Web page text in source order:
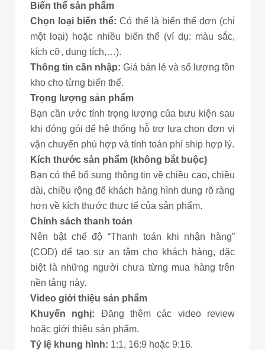
Biến thể sản phẩm
Chọn loại biến thể: Có thể là biến thể đơn (chỉ
một loại) hoặc nhiều biến thể (ví dụ: màu sắc,
kích cỡ, dung tích,…).
Thông tin cần nhập: Giá bán lẻ và số lượng tồn
kho cho từng biến thể.
Trọng lượng sản phẩm
Bạn cần ước tính trọng lượng của bưu kiện sau
khi đóng gói để hệ thống hỗ trợ lựa chọn đơn vị
vận chuyển phù hợp và tính toán phí ship hợp lý.
Kích thước sản phẩm (không bắt buộc)
Bạn có thể bổ sung thông tin về chiều cao, chiều
dài, chiều rộng để khách hàng hình dung rõ ràng
hơn về kích thước thực tế của sản phẩm.
Chính sách thanh toán
Nên bật chế độ “Thanh toán khi nhận hàng”
(COD) để tạo sự an tâm cho khách hàng, đặc
biệt là những người chưa từng mua hàng trên
nền tảng này.
Video giới thiệu sản phẩm
Khuyến nghị: Đăng thêm các video review
hoặc giới thiệu sản phẩm.
Tỷ lệ khung hình: 1:1, 16:9 hoặc 9:16.